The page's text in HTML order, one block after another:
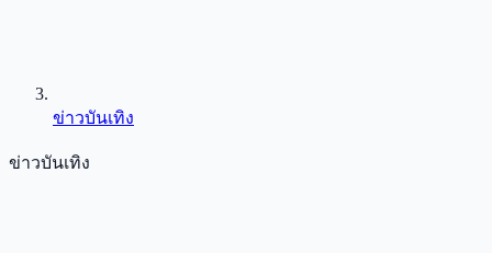
ข่าวบันเทิง
ข่าวบันเทิง